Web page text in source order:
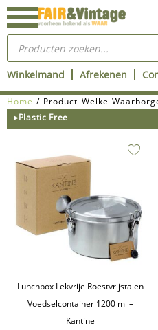
Ga
naar
inhoud
Producten
zoeken
Winkelmand Afrekenen
Home / Product Welke
▸Plastic Free
Lunchbox Lekvrije Roestvrijstalen
Voedselcontainer 1200 ml –
Kantine